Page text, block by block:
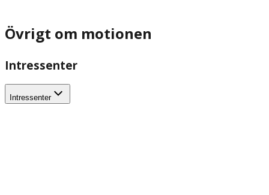
Övrigt om motionen
Intressenter
Intressenter